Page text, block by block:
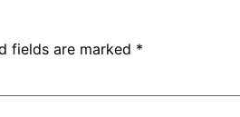
fields are marked *